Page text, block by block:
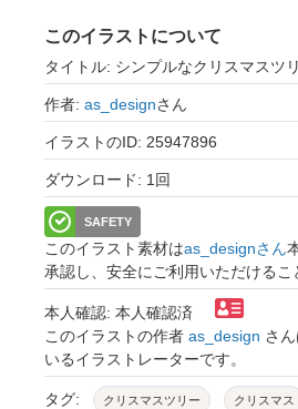
このイラストについて
タイトル: シンプルなクリスマスツ
作者: as_designさん
イラストのID: 25947896
ダウンロード: 1回
SAFETY
このイラスト素材はas_designさん
承認し、安全にご利用いただけるこ
本人確認: 本人確認済
このイラストの作者 as_design さ
いるイラストレーターです。
タグ: クリスマスツリー クリスマス